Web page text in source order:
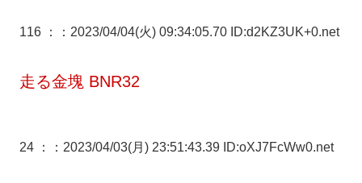
116 ： ：2023/04/04(火) 09:34:05.70 ID:d2KZ3UK+0.net
走る金塊 BNR32
24 ： ：2023/04/03(月) 23:51:43.39 ID:oXJ7FcWw0.net